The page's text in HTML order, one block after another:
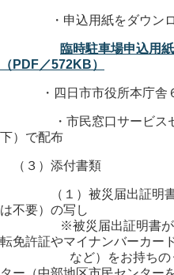
・申込用紙をダウンロ
臨時駐車場申込用
（PDF／572KB）
・四日市市役所本庁
・市民窓口サービスセ
下）で配布
（３）添付書類
（１）被災届出証明書（
は不要）の写し
※被災届出証明書が必要
転免許証やマイナンバーカー
など）をお持ちのうえ